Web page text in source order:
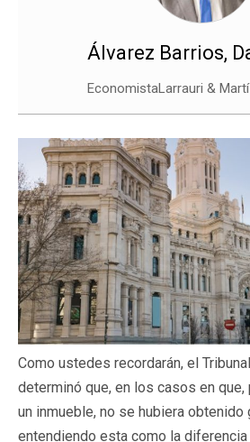
Álvarez Barrios,
EconomistaLarrauri &
Como ustedes recordarán, el
determinó que, en los casos en
un inmueble, no se hubiera obtenido
entendiendo esta como la